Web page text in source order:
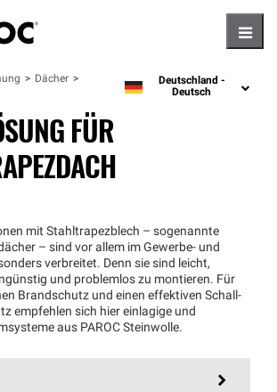
Dächer
language
Deutschland -
Deutsch
FÜR
mit Stahltrapezblech – sogenannte
– sind vor allem im Gewerbe- und
verbreitet. Denn sie sind leicht,
und problemlos zu montieren. Für
Brandschutz und einen effektiven Schall-
empfehlen sich hier einlagige und
aus PAROC Steinwolle.